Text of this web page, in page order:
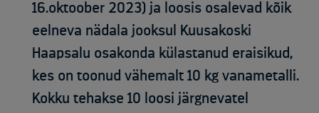
16.oktoober 2023) ja loosis osalevad kõik
eelneva nädala jooksul Kuusakoski
Haapsalu osakonda külastanud eraisikud,
kes on toonud vähemalt 10 kg vanametalli.
Kokku tehakse 10 loosi järgnevatel